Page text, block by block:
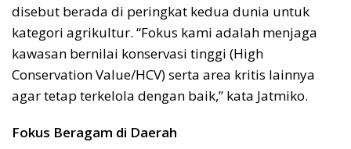
disebut berada di peringkat kedua dunia untuk
kategori agrikultur. “Fokus kami adalah menjaga
kawasan bernilai konservasi tinggi (High
Conservation Value/HCV) serta area kritis lainnya
agar tetap terkelola dengan baik,” kata Jatmiko.
Fokus Beragam di Daerah